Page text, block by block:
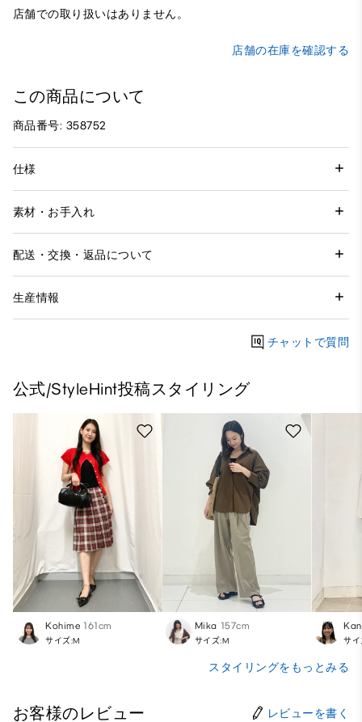
店舗での取り扱いはありません。
店舗の在庫を確認する
この商品について
商品番号: 358752
仕様
素材・お手入れ
配送・交換・返品について
生産情報
チャットで質問
公式/StyleHint投稿スタイリング
Kohime 161cm
サイズ:M
Mika 157cm
サイズ:M サ
スタイリングをもっとみる
お客様のレビュー レビューを書く